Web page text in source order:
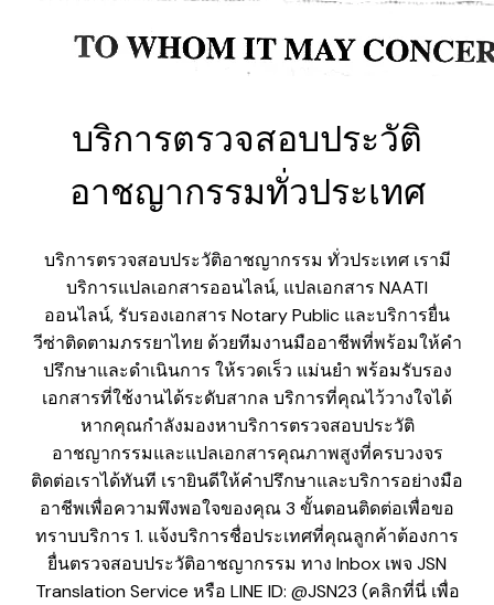
บริการตรวจสอบประวัติ
อาชญากรรมทั่วประเทศ
บริการตรวจสอบประวัติอาชญากรรม ทั่วประเทศ เรามี
บริการแปลเอกสารออนไลน์, แปลเอกสาร NAATI
ออนไลน์, รับรองเอกสาร Notary Public และบริการยื่น
วีซ่าติดตามภรรยาไทย ด้วยทีมงานมืออาชีพที่พร้อมให้คำ
ปรึกษาและดำเนินการ ให้รวดเร็ว แม่นยำ พร้อมรับรอง
เอกสารที่ใช้งานได้ระดับสากล บริการที่คุณไว้วางใจได้
หากคุณกำลังมองหาบริการตรวจสอบประวัติ
อาชญากรรมและแปลเอกสารคุณภาพสูงที่ครบวงจร
ติดต่อเราได้ทันที เรายินดีให้คำปรึกษาและบริการอย่างมือ
อาชีพเพื่อความพึงพอใจของคุณ 3 ขั้นตอนติดต่อเพื่อขอ
ทราบบริการ 1. แจ้งบริการชื่อประเทศที่คุณลูกค้าต้องการ
ยื่นตรวจสอบประวัติอาชญากรรม ทาง Inbox เพจ JSN
Translation Service หรือ LINE ID: @JSN23 (คลิกที่นี่ เพื่อ